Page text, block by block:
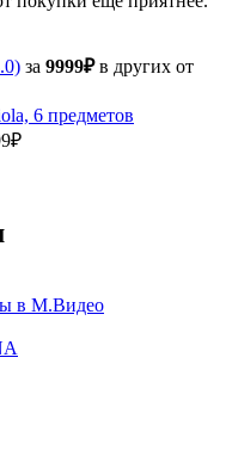
за 9999₽в других от
6 предметов
в М.Видео